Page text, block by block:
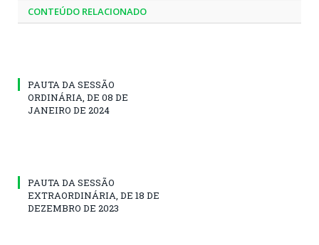
CONTEÚDO RELACIONADO
PAUTA DA SESSÃO
ORDINÁRIA, DE 08 DE
JANEIRO DE 2024
PAUTA DA SESSÃO
EXTRAORDINÁRIA, DE 18 DE
DEZEMBRO DE 2023